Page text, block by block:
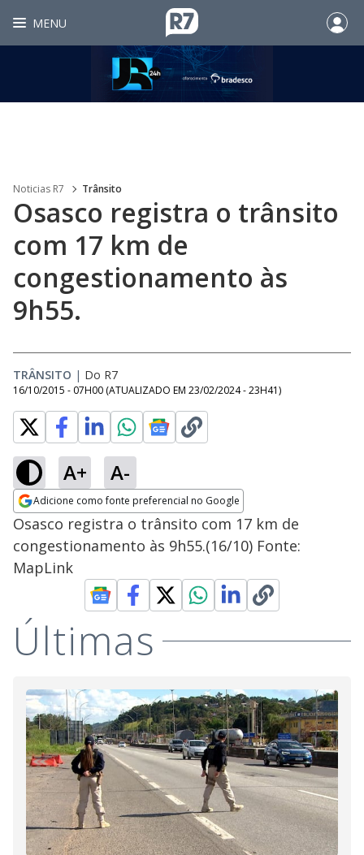
MENU
Noticias R7 Trânsito
Osasco registra o trânsito
com 17 km de
congestionamento às
9h55.
TRÂNSITO | Do R7
16/10/2015 - 07H00 (ATUALIZADO EM 23/02/2024 - 23H41)
A+ A-
Adicione como fonte preferencial no Google
Opens in new window
Osasco registra o trânsito com 17 km de
congestionamento às 9h55.(16/10) Fonte:
MapLink
Últimas